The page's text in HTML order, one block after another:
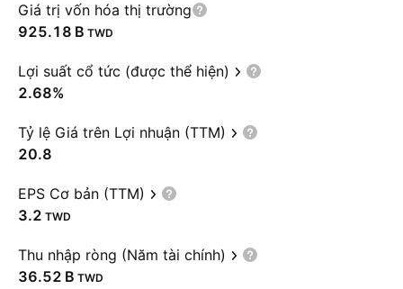
Giá trị vốn hóa thị trường
‪925.18 B‬ TWD
Lợi suất cổ tức (được thể hiện)
2.68%
Tỷ lệ Giá trên Lợi nhuận (TTM)
20.8
EPS Cơ bản (TTM)
3.2 TWD
Thu nhập ròng (Năm tài chính)
‪36.52 B‬ TWD